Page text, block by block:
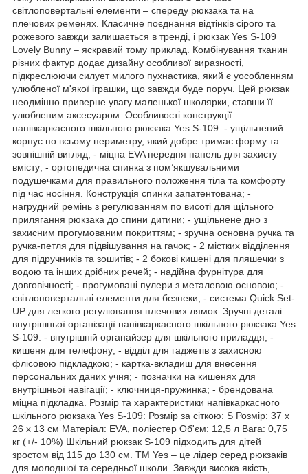
світлоповертальні елементи – спереду рюкзака та на
плечових ременях. Класичне поєднання відтінків сірого та
рожевого завжди залишається в тренді, і рюкзак Yes S-109
Lovely Bunny – яскравий тому приклад. Комбінування тканин
різних фактур додає дизайну особливої виразності,
підкреслюючи силует милого пухнастика, який є уособленням
улюбленої м'якої іграшки, що завжди буде поруч. Цей рюкзак
неодмінно приверне увагу маленької школярки, ставши її
улюбленим аксесуаром. Особливості конструкції
напівкаркасного шкільного рюкзака Yes S-109: - ущільнений
корпус по всьому периметру, який добре тримає форму та
зовнішній вигляд; - міцна EVA передня панель для захисту
вмісту; - ортопедична спинка з пом’якшувальними
подушечками для правильного положення тіла та комфорту
під час носіння. Конструкція спинки запатентована; -
нагрудний ремінь з регулюванням по висоті для щільного
прилягання рюкзака до спини дитини; - ущільнене дно з
захисним прогумованим покриттям; - зручна основна ручка та
ручка-петля для підвішування на гачок; - 2 містких відділення
для підручників та зошитів; - 2 бокові кишені для пляшечки з
водою та інших дрібних речей; - надійна фурнітура для
довговічності; - прогумовані пулери з металевою основою; -
світлоповертальні елементи для безпеки; - система Quick Set-
UP для легкого регулювання плечових лямок. Зручні деталі
внутрішньої організації напівкаркасного шкільного рюкзака Yes
S-109: - внутрішній органайзер для шкільного приладдя; -
кишеня для телефону; - відділ для гаджетів з захисною
флісовою підкладкою; - картка-вкладиш для внесення
персональних даних учня; - позначки на кишенях для
внутрішньої навігації; - ключниця-пружинка; - брендована
міцна підкладка. Розмір та характеристики напівкаркасного
шкільного рюкзака Yes S-109: Розмір за сіткою: S Розмір: 37 х
26 х 13 см Матеріал: EVA, поліестер Об'єм: 12,5 л Вага: 0,75
кг (+/- 10%) Шкільний рюкзак S-109 підходить для дітей
зростом від 115 до 130 см. ТМ Yes – це лідер серед рюкзаків
для молодшої та середньої школи. Завжди висока якість,